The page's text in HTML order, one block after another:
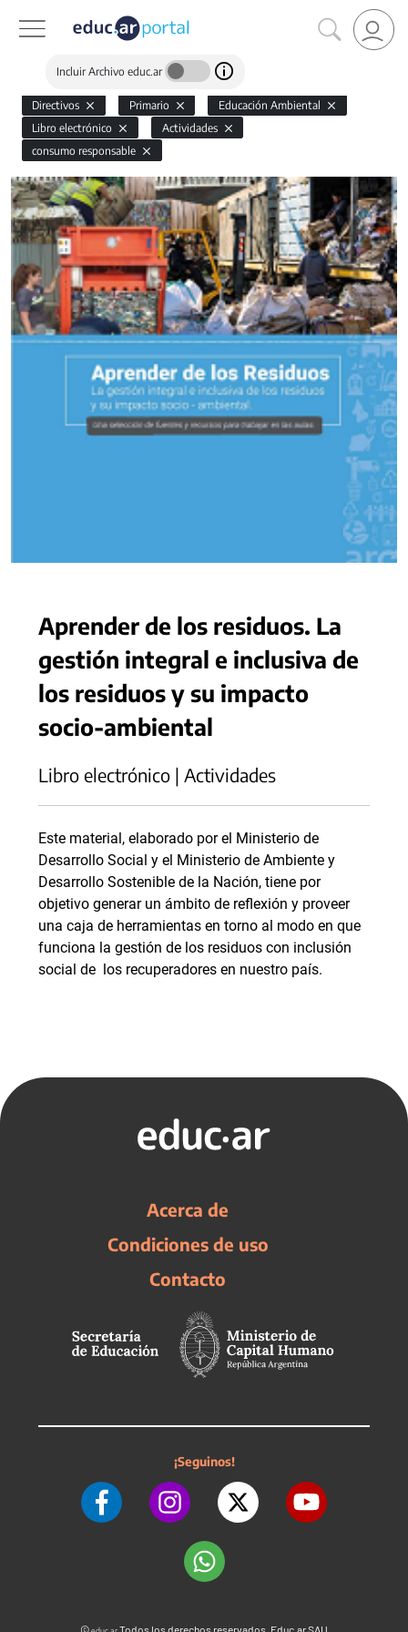
Incluir Archivo educ.ar
Directivos Primario
Educación Ambiental
Libro electrónico
Actividades
consumo responsable
Aprender de los residuos. La
gestión integral e inclusiva de
los residuos y su impacto
socio-ambiental
Libro electrónico | Actividades
Este material, elaborado por el Ministerio de
Desarrollo Social y el Ministerio de Ambiente y
Desarrollo Sostenible de la Nación, tiene por
objetivo generar un ámbito de reflexión y proveer
una caja de herramientas en torno al modo en que
funciona la gestión de los residuos con inclusión
social de los recuperadores en nuestro país.
Acerca de
Condiciones de uso
Contacto
¡Seguinos!
© Todos los derechos reservados. Educ.ar SAU